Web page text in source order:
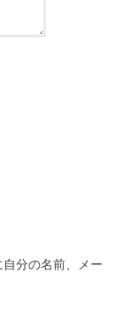
分の名前、メー